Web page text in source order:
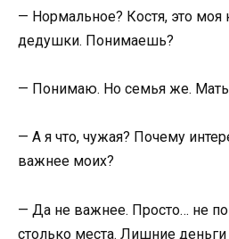
— Нормальное? Костя, это моя
дедушки. Понимаешь?
— Понимаю. Но семья же. Мать
— А я что, чужая? Почему
важнее моих?
— Да не важнее. Просто… не
столько места. Лишние